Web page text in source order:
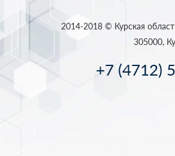
2014-2018 © Курская
305000,
+7 (4712)